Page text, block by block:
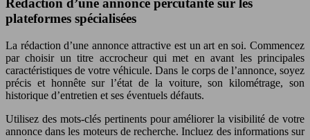
Rédaction d’une annonce percutante sur les
plateformes spécialisées
La rédaction d’une annonce attractive est un art en soi. Commencez
par choisir un titre accrocheur qui met en avant les principales
caractéristiques de votre véhicule. Dans le corps de l’annonce, soyez
précis et honnête sur l’état de la voiture, son kilométrage, son
historique d’entretien et ses éventuels défauts.
Utilisez des mots-clés pertinents pour améliorer la visibilité de votre
annonce dans les moteurs de recherche. Incluez des informations sur